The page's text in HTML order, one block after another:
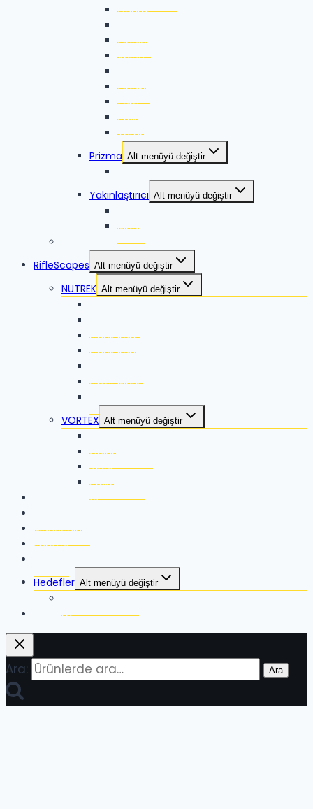
Guard
Rovac
Ocelot
Volca
Torna
Quake
Zero
Strike
Torna 2
Prizma Alt menüyü değiştir
Yakınlaştırıcı Alt menüyü değiştir
Mago
RifleScopes Alt menüyü değiştir
NUTREK Alt menüyü değiştir
Marksman
Black Iron
Black Iron ES
Coppertag
Silver Mark
Auromac
VORTEX Alt menüyü değiştir
Golden Eagle
Viper
Strike Eagle
RangeFinders
Binoculars
Monoculars
Spotter
Tripods
Hedefler Alt menüyü değiştir
Mağaza
Ara: Ara